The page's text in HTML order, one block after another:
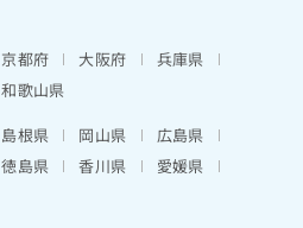
京都府 大阪府
兵庫県
和歌山県
島根県 岡山県
広島県
徳島県 香川県
愛媛県